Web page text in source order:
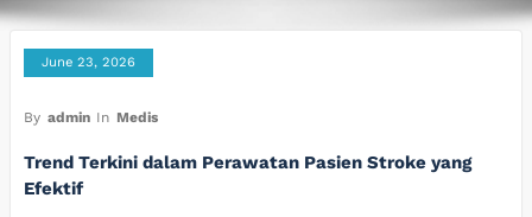
June 23, 2026
By admin In Medis
Trend Terkini dalam Perawatan Pasien Stroke yang
Efektif